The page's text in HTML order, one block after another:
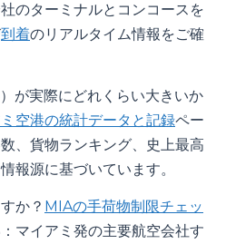
のターミナルとコンコースを
到着のリアルタイム情報をご確
が実際にどれくらい大きいか
空港の統計データと記録ペー
、貨物ランキング、史上最高
報源に基づいています。
か？ MIAの手荷物制限チェッ
マイアミ発の主要航空会社す